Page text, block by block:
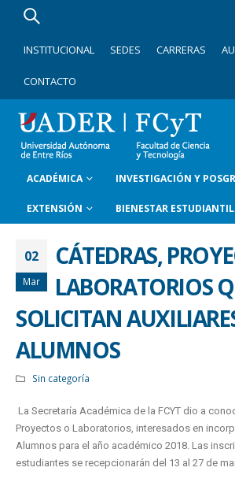
INSTITUCIONAL SEDES CARRERAS
CONTACTO
ACADÉMICA INVESTIGACIÓN Y
EXTENSIÓN BIENESTAR ESTUDIANTIL
02
Mar
CÁTEDRAS,
LABORATORIOS
SOLICITAN
ALUMNOS
Sin categoría
La Secretaría Académica de la FCYT dio a
Proyectos o Laboratorios, interesados en
Alumnos para el año académico 2018. Las
estudiantes se recepcionarán del 13 al 27 de